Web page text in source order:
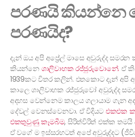
පරණයි කියන්නෙ
පරණයිද?
දැන් ඔය අපි අප්‍රේල් මාසෙ අවුරුද්ද සමරන
කියන්නෙ ශාලිවාහක රජ්ජුරුවොනේ. ඒ
1939කට විතර කලින්. එතකොට දැන් අපි
කාලෙ ශාලිවාහක රජ්ජුරුවෝ අවුරුද්ද
අදහස වෙන්නෙම කාලය ගලායාම ගැන
දේවල් වෙනස්වෙනවා. ඒ විදියට එකඑක
එකතුවුණු කෑමබීම, සිරිත්විරිත් එක්ක තමයි
ඒ වගේ ම ඉස්සරහටත් අපේ අවුරුද්දට